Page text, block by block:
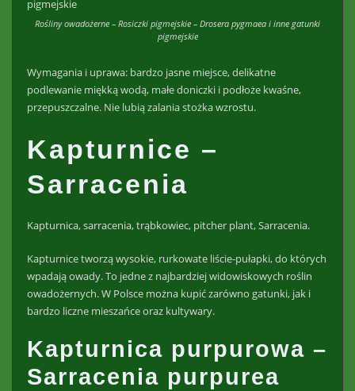
Rośliny owadożerne – Rosiczki pigmejskie – Drosera pygmaea i inne gatunki
pigmejskie
Wymagania i uprawa: bardzo jasne miejsce, delikatne
podlewanie miękką wodą, małe doniczki i podłoże kwaśne,
przepuszczalne. Nie lubią zalania stożka wzrostu.
Kapturnice –
Sarracenia
Kapturnica, sarracenia, trąbkowiec, pitcher plant, Sarracenia.
Kapturnice tworzą wysokie, rurkowate liście-pułapki, do których
wpadają owady. To jedne z najbardziej widowiskowych roślin
owadożernych. W Polsce można kupić zarówno gatunki, jak i
bardzo liczne mieszańce oraz kultywary.
Kapturnica purpurowa –
Sarracenia purpurea